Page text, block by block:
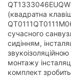
QT1333046EUQW
(квадратна
сучасного
сидінням,
монтажу
комплект